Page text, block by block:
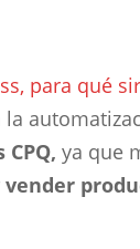
para qué
ya que